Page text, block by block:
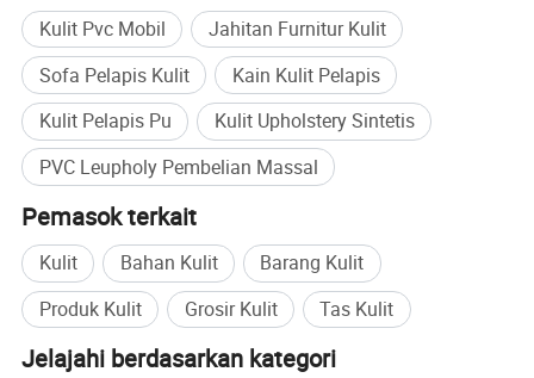
Kulit Pvc Mobil
Jahitan Furnitur Kulit
Sofa Pelapis Kulit
Kain Kulit Pelapis
Kulit Pelapis Pu
Kulit Upholstery Sintetis
PVC Leupholy Pembelian Massal
Pemasok terkait
Kulit Bahan Kulit
Barang Kulit
Produk Kulit
Grosir Kulit Tas Kulit
Jelajahi berdasarkan kategori